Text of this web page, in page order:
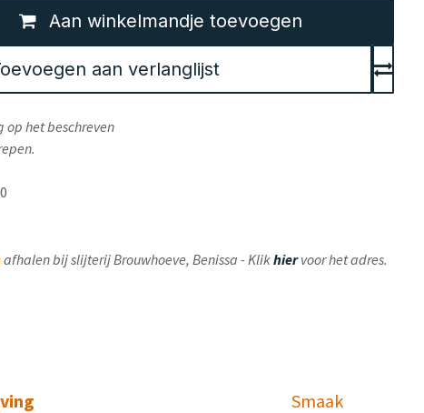
Aan winkelmandje toevoegen
aan verlanglijst
het beschreven
afhalen bij slijterij Brouwhoeve, Benissa - Klikhiervoor het adres.
Smaak